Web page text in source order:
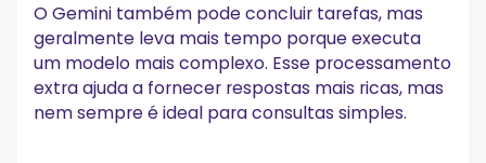
O Gemini também pode concluir tarefas, mas
geralmente leva mais tempo porque executa
um modelo mais complexo. Esse processamento
extra ajuda a fornecer respostas mais ricas, mas
nem sempre é ideal para consultas simples.